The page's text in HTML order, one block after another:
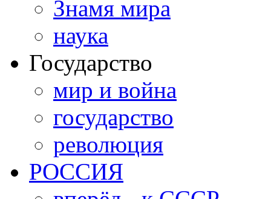
Знамя мира
наука
Государство
мир и война
государство
революция
РОССИЯ